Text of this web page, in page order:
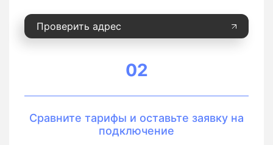
Проверить адрес
02
Сравните тарифы и оставьте заявку на
подключение